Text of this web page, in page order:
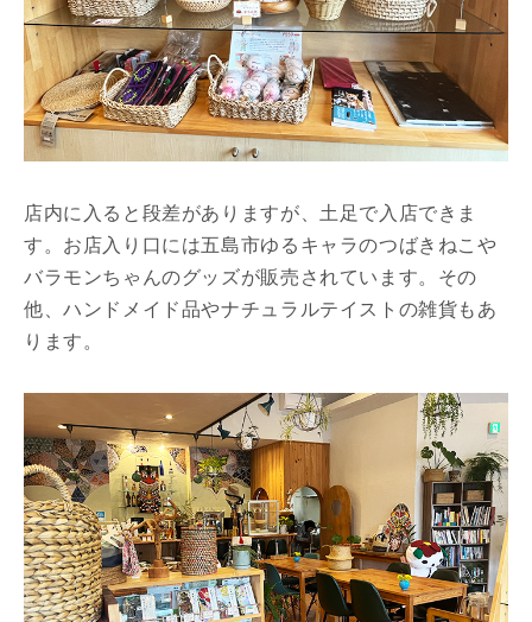
店内に入ると段差がありますが、土足で入店できま
す。お店入り口には五島市ゆるキャラのつばきねこや
バラモンちゃんのグッズが販売されています。その
他、ハンドメイド品やナチュラルテイストの雑貨もあ
ります。